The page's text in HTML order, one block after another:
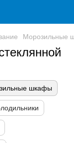
Морозильные
шкафы